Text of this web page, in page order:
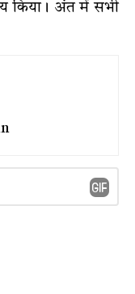
किया। अंत में सभी